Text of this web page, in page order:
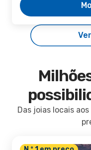
Das joias locais